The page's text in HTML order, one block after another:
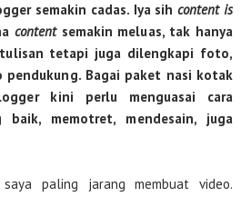
semakin cadas. Iya sihcontent is
contentsemakin meluas, tak hanya
tetapi juga dilengkapi foto,
Bagai paket nasi kotak
kini perlu menguasai cara
memotret, mendesain, juga
paling jarang membuat video.